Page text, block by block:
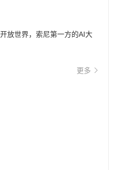
放世界，索尼第一方的AI大
更多